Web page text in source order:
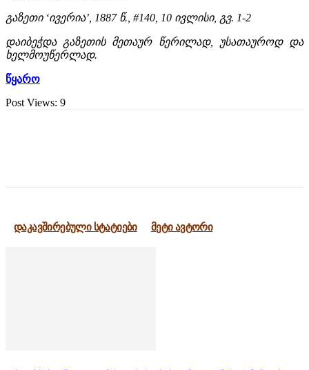
გაზეთი ‘ივერია’, 1887 წ., #140, 10 ივლისი, გვ. 1-2
დაიბეჭდა გაზეთის მეთაურ წერილად, უსათაუროდ და
ხელმოუწერლად.
წყარო
Post Views: 9
დაკავშირებული სტატიები მეტი ავტორი